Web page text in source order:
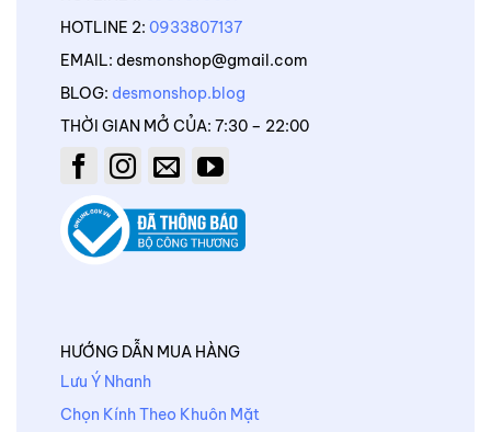
HOTLINE 2: 0933807137
EMAIL: desmonshop@gmail.com
BLOG: desmonshop.blog
THỜI GIAN MỞ CỦA: 7:30 – 22:00
HƯỚNG DẪN MUA HÀNG
Lưu Ý Nhanh
Chọn Kính Theo Khuôn Mặt